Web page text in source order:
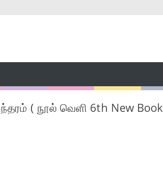
( நூல் வெளி 6th New Book